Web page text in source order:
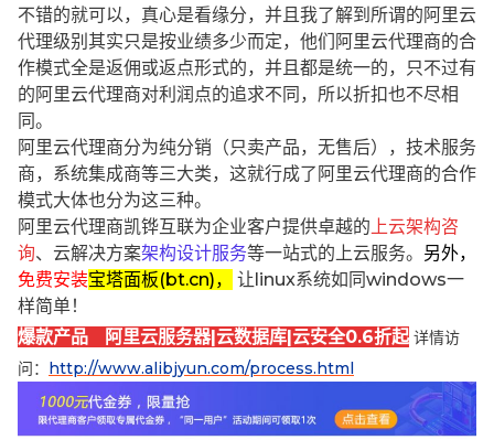
不错的就可以，真心是看缘分，并且我了解到所谓的阿里云
代理级别其实只是按业绩多少而定，他们阿里云代理商的合
作模式全是返佣或返点形式的，并且都是统一的，只不过有
的阿里云代理商对利润点的追求不同，所以折扣也不尽相
同。
阿里云代理商分为纯分销（只卖产品，无售后），技术服务
商，系统集成商等三大类，这就行成了阿里云代理商的合作
模式大体也分为这三种。
阿里云代理商凯铧互联为企业客户提供卓越的 上云架构咨
询、云解决方案架构设计服务等一站式的上云服务。 另外，
免费安装宝塔面板(bt.cn)，
让linux系统如同windows一
样简单！
爆款产品 阿里云服务器|云数据库|云安全0.6折起 详情访
问： http://www.alibjyun.com/process.html